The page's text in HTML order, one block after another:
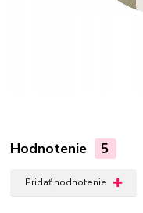
Hodnotenie 5
Pridať hodnotenie